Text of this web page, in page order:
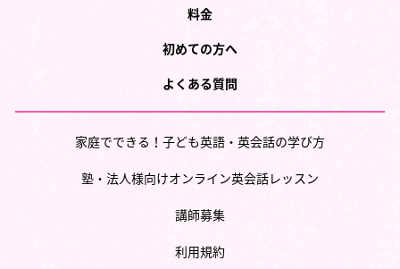
料金
初めての方へ
よくある質問
家庭でできる！子ども英語・英会話の学び方
塾・法人様向けオンライン英会話レッスン
講師募集
利用規約